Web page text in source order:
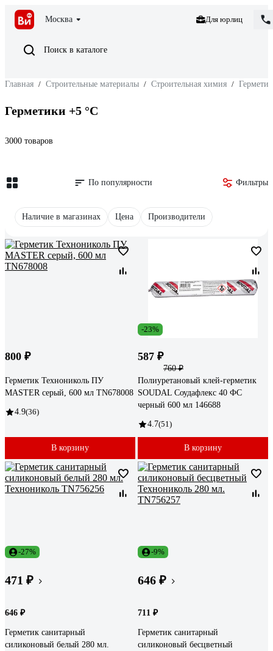
Москва Для юрлиц
Поиск в каталоге
Главная / Строительные материалы / Строительная химия / Герметик
Герметики +5 °С
3000 товаров
По популярности Фильтры
Наличие в магазинах Цена Производители
800 ₽
Герметик Технониколь ПУ
MASTER серый, 600 мл TN678008
4.9(36)
В корзину
-23%
587 ₽
760 ₽
Полиуретановый клей-герметик
SOUDAL Соудафлекс 40 ФС
черный 600 мл 146688
4.7(51)
В корзину
-27%
471 ₽
646 ₽
Герметик санитарный
силиконовый белый 280 мл.
-9%
646 ₽
711 ₽
Герметик санитарный
силиконовый бесцветный